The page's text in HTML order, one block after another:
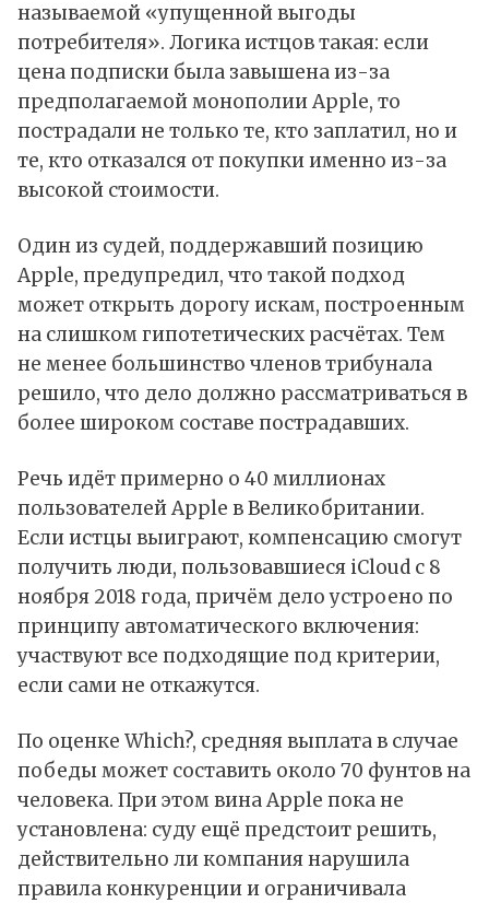
называемой «упущенной выгоды
потребителя». Логика истцов такая: если
цена подписки была завышена из-за
предполагаемой монополии Apple, то
пострадали не только те, кто заплатил, но и
те, кто отказался от покупки именно из-за
высокой стоимости.
Один из судей, поддержавший позицию
Apple, предупредил, что такой подход
может открыть дорогу искам, построенным
на слишком гипотетических расчётах. Тем
не менее большинство членов трибунала
решило, что дело должно рассматриваться в
более широком составе пострадавших.
Речь идёт примерно о 40 миллионах
пользователей Apple в Великобритании.
Если истцы выиграют, компенсацию смогут
получить люди, пользовавшиеся iCloud с 8
ноября 2018 года, причём дело устроено по
принципу автоматического включения:
участвуют все подходящие под критерии,
если сами не откажутся.
По оценке Which?, средняя выплата в случае
победы может составить около 70 фунтов на
человека. При этом вина Apple пока не
установлена: суду ещё предстоит решить,
действительно ли компания нарушила
правила конкуренции и ограничивала